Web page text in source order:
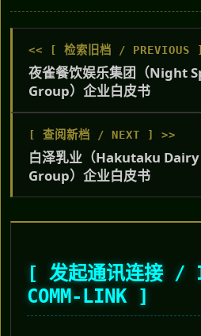
<< [ 检索旧档 / PREVIOUS ]
夜雀餐饮娱乐集团（Night
Group）企业白皮书
[ 查阅新档 / NEXT ] >>
白泽乳业（Hakutaku
Group）企业白皮书
[ 发起通讯连接 /
COMM-LINK ]